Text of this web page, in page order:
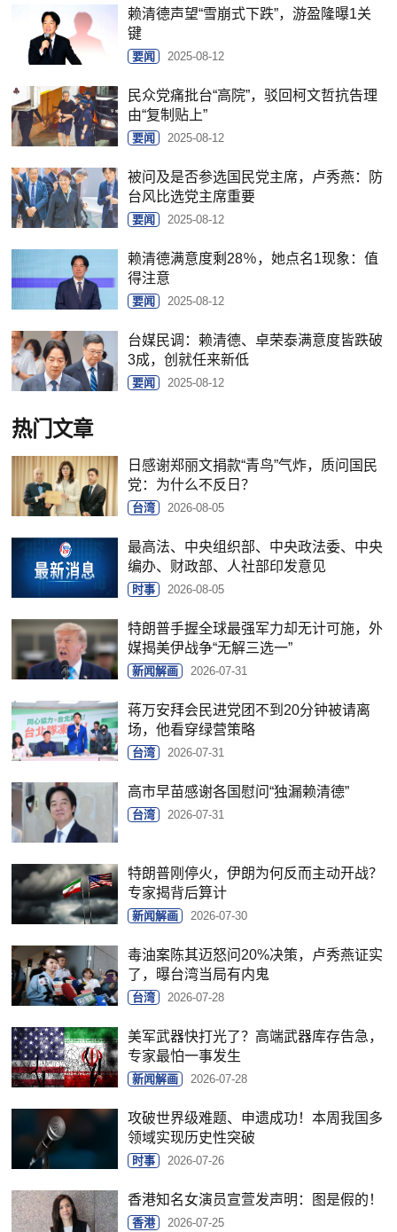
赖清德声望“雪崩式下跌”，游盈隆曝1关
键
要闻 2025-08-12
民众党痛批台“高院”，驳回柯文哲抗告理
由“复制贴上”
要闻 2025-08-12
被问及是否参选国民党主席，卢秀燕：防
台风比选党主席重要
要闻 2025-08-12
赖清德满意度剩28％，她点名1现象：值
得注意
要闻 2025-08-12
台媒民调：赖清德、卓荣泰满意度皆跌破
3成，创就任来新低
要闻 2025-08-12
热门文章
日感谢郑丽文捐款“青鸟”气炸，质问国民
党：为什么不反日？
台湾 2026-08-05
最高法、中央组织部、中央政法委、中央
编办、财政部、人社部印发意见
时事 2026-08-05
特朗普手握全球最强军力却无计可施，外
媒揭美伊战争“无解三选一”
新闻解画 2026-07-31
蒋万安拜会民进党团不到20分钟被请离
场，他看穿绿营策略
台湾 2026-07-31
高市早苗感谢各国慰问“独漏赖清德”
台湾 2026-07-31
特朗普刚停火，伊朗为何反而主动开战？
专家揭背后算计
新闻解画 2026-07-30
毒油案陈其迈怒问20%决策，卢秀燕证实
了，曝台湾当局有内鬼
台湾 2026-07-28
美军武器快打光了？高端武器库存告急，
专家最怕一事发生
新闻解画 2026-07-28
攻破世界级难题、申遗成功！本周我国多
领域实现历史性突破
时事 2026-07-26
香港知名女演员宣萱发声明：图是假的！
香港 2026-07-25